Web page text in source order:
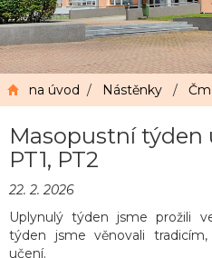
na úvod / Nástěnky /
Masopustní týden
PT1, PT2
22. 2. 2026
Uplynulý týden jsme prožili
týden jsme věnovali
učení.